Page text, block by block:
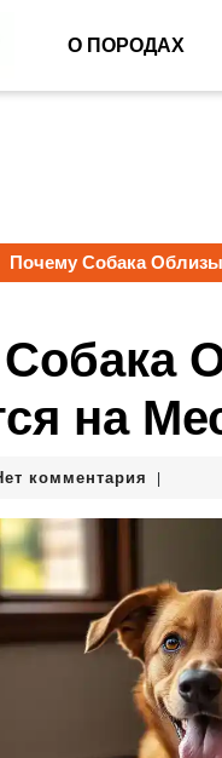
О ПОРОДАХ
Почему Собака
на
комментария